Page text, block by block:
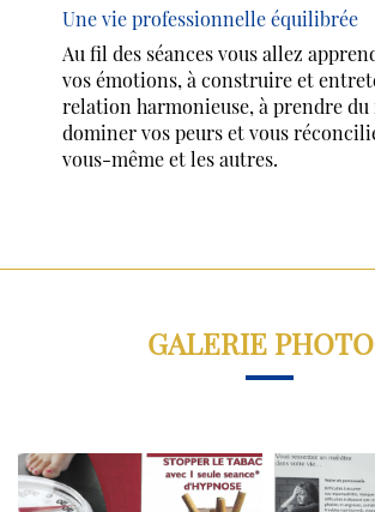
Une vie professionnelle équilibrée
Au fil des séances vous allez
vos émotions, à construire et
relation harmonieuse, à prendre du
dominer vos peurs et vous
vous-même et les autres.
GALERIE